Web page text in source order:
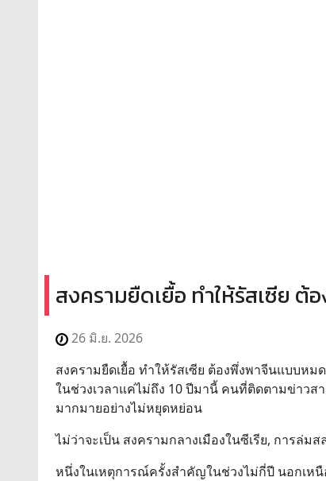
สงครามยืดเยื้อ ทำให้รัสเซีย
26 มิ.ย. 2026
สงครามยืดเยื้อ ทำให้รัสเซีย ต้องพึ่งพาจีนแบบห
ในช่วงเวลาแค่ไม่ถึง 10 ปีมานี้ คนที่ติดตามข่าวส
มากมายอย่างไม่หยุดหย่อน
ไม่ว่าจะเป็น สงครามกลางเมืองในซีเรีย, การล่
หนึ่งในเหตุการณ์ครั้งสำคัญในช่วงไม่กี่ปี นอกเหนื